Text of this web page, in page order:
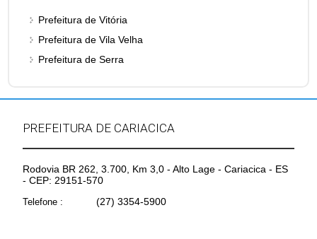
Prefeitura de Vitória
Prefeitura de Vila Velha
Prefeitura de Serra
PREFEITURA DE CARIACICA
Rodovia BR 262, 3.700, Km 3,0 - Alto Lage - Cariacica - ES
- CEP: 29151-570
Telefone : (27) 3354-5900